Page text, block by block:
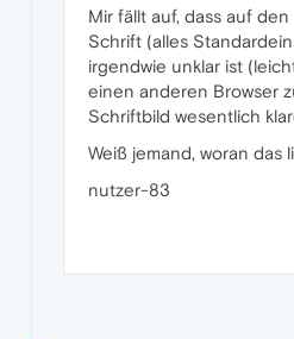
Mir fällt auf, dass auf
Schrift (alles
irgendwie unklar ist
einen anderen Browser
Schriftbild wesentlich
Weiß jemand, woran das
nutzer-83